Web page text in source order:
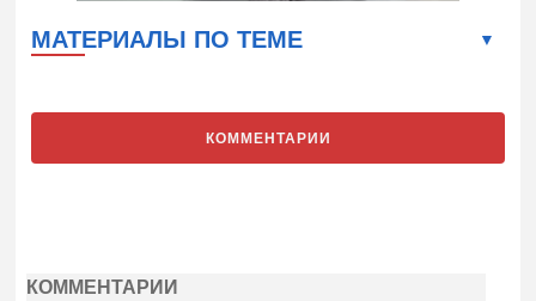
МАТЕРИАЛЫ ПО ТЕМЕ
КОММЕНТАРИИ
КОММЕНТАРИИ